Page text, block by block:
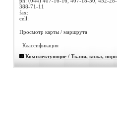
388-71-11
fax:
cell:
Просмотр карты / маршрута
Классификация
Комплектующие / Ткани, кожа,